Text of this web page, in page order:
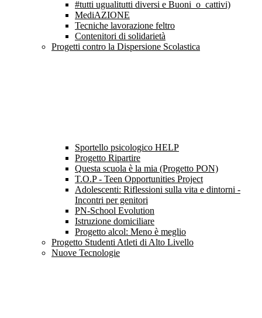
#tutti ugualitutti diversi e Buoni_o_cattivi)
MediAZIONE
Tecniche lavorazione feltro
Contenitori di solidarietà
Progetti contro la Dispersione Scolastica
Sportello psicologico HELP
Progetto Ripartire
Questa scuola è la mia (Progetto PON)
T.O.P - Teen Opportunities Project
Adolescenti: Riflessioni sulla vita e dintorni -
Incontri per genitori
PN-School Evolution
Istruzione domiciliare
Progetto alcol: Meno è meglio
Progetto Studenti Atleti di Alto Livello
Nuove Tecnologie